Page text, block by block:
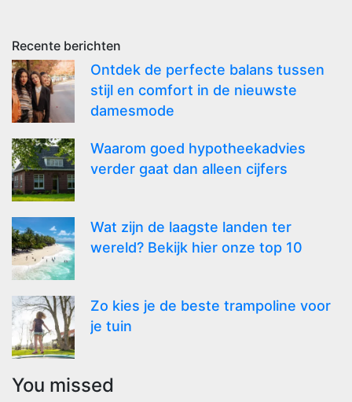
Recente berichten
Ontdek de perfecte balans tussen
stijl en comfort in de nieuwste
damesmode
Waarom goed hypotheekadvies
verder gaat dan alleen cijfers
Wat zijn de laagste landen ter
wereld? Bekijk hier onze top 10
Zo kies je de beste trampoline voor
je tuin
You missed